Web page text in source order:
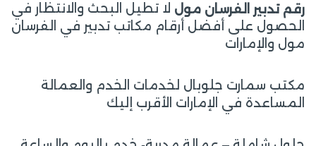
رقم تدبير الفرسان مول لا تطيل البحث والانتظار في
الحصول على أفضل أرقام مكاتب تدبير في الفرسان
مول والإمارات
مكتب سمارت جلوبال لخدمات الخدم والعمالة
المساعدة في الإمارات الأقرب إليك